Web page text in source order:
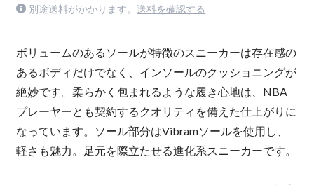
別途送料がかかります。 送料を確認する
ボリュームのあるソールが特徴のスニーカーは存在感の
あるボディだけでなく、インソールのクッショニングが
絶妙です。柔らかく包まれるような履き心地は、NBA
プレーヤーとも契約するクオリティを備えた仕上がりに
なっています。ソール部分はVibramソールを使用し、
軽さも魅力。足元を際立たせる進化系スニーカーです。